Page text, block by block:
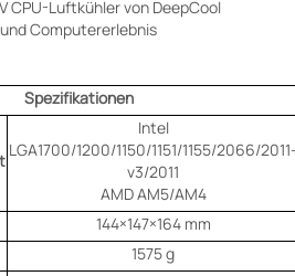
CPU-Luftkühler von DeepCool
Computererlebnis
Spezifikationen
Intel
LGA1700/1200/1150/1151/1155/2066/
v3/2011
AMD AM5/AM4
144×147×164 mm
1575 g